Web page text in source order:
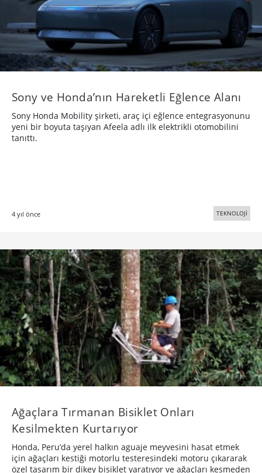
Sony ve Honda’nın Hareketli Eğlence Alanı
Sony Honda Mobility şirketi, araç içi eğlence entegrasyonunu
yeni bir boyuta taşıyan Afeela adlı ilk elektrikli otomobilini
tanıttı.
4 yıl önce TEKNOLOJİ
Ağaçlara Tırmanan Bisiklet Onları
Kesilmekten Kurtarıyor
Honda, Peru’da yerel halkın aguaje meyvesini hasat etmek
için ağaçları kestiği motorlu testeresindeki motoru çıkararak
özel tasarım bir dikey bisiklet yaratıyor ve ağaçları kesmeden